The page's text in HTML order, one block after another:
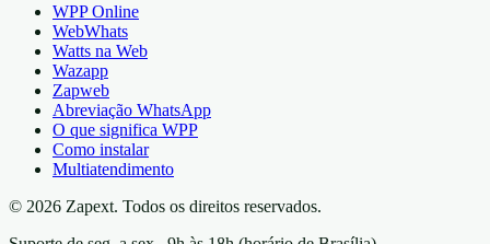
WPP Online
WebWhats
Watts na Web
Wazapp
Zapweb
Abreviação WhatsApp
O que significa WPP
Como instalar
Multiatendimento
© 2026 Zapext. Todos os direitos reservados.